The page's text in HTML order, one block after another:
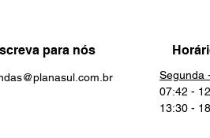
para nós
Segunda
07:42 -
13:30 -